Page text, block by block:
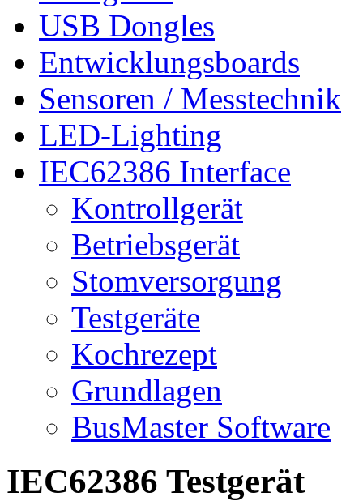
USB Dongles
Entwicklungsboards
Sensoren / Messtechnik
LED-Lighting
IEC62386 Interface
Kontrollgerät
Betriebsgerät
Stomversorgung
Testgeräte
Kochrezept
Grundlagen
BusMaster Software
IEC62386 Testgerät